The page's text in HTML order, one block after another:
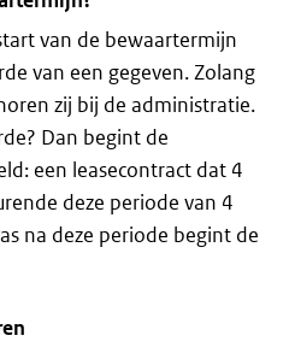
van de bewaartermijn
van een gegeven. Zolang
zij bij de administratie.
Dan begint de
een leasecontract dat 4
deze periode van 4
na deze periode begint de